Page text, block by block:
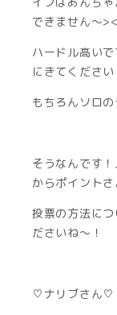
できません〜><
ハードル高い
にきてくださ
もちろんソロ
そうなんです
からポイント
投票の方法に
ださいね〜！
♡ナリブさん♡